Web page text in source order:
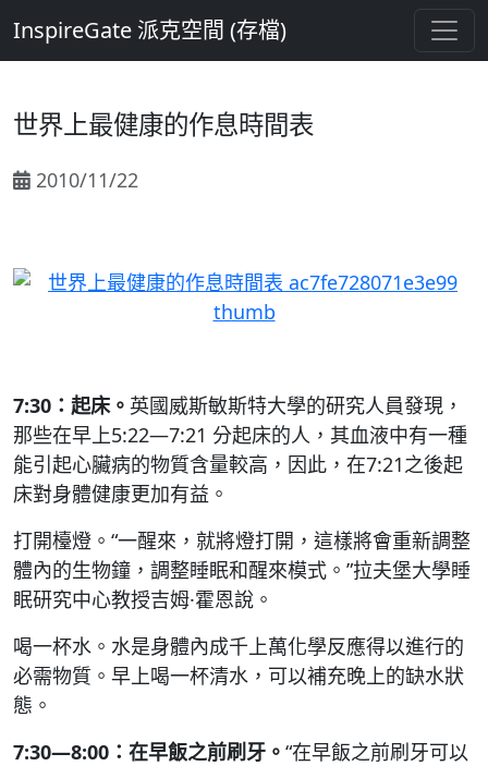
InspireGate 派克空間 (存檔)
世界上最健康的作息時間表
2010/11/22
7:30：起床。 英國威斯敏斯特大學的研究人員發現，
那些在早上5:22―7:21 分起床的人，其血液中有一種
能引起心臟病的物質含量較高，因此，在7:21之後起
床對身體健康更加有益。
打開檯燈。“一醒來，就將燈打開，這樣將會重新調整
體內的生物鐘，調整睡眠和醒來模式。”拉夫堡大學睡
眠研究中心教授吉姆·霍恩說。
喝一杯水。水是身體內成千上萬化學反應得以進行的
必需物質。早上喝一杯清水，可以補充晚上的缺水狀
態。
7:30―8:00：在早飯之前刷牙。 “在早飯之前刷牙可以